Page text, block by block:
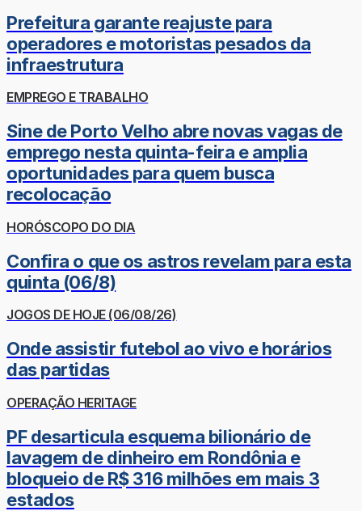
Prefeitura garante reajuste para
operadores e motoristas pesados da
infraestrutura
EMPREGO E TRABALHO
Sine de Porto Velho abre novas vagas de
emprego nesta quinta-feira e amplia
oportunidades para quem busca
recolocação
HORÓSCOPO DO DIA
Confira o que os astros revelam para esta
quinta (06/8)
JOGOS DE HOJE (06/08/26)
Onde assistir futebol ao vivo e horários
das partidas
OPERAÇÃO HERITAGE
PF desarticula esquema bilionário de
lavagem de dinheiro em Rondônia e
bloqueio de R$ 316 milhões em mais 3
estados